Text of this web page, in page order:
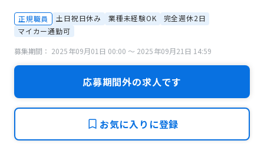
正規職員 土日祝日休み 業種未経験OK
完全週休2日
マイカー通勤可
募集期間： 2025年09月01日 00:00 〜 2025年09月21日 14:59
応募期間外の求人です
お気に入りに登録